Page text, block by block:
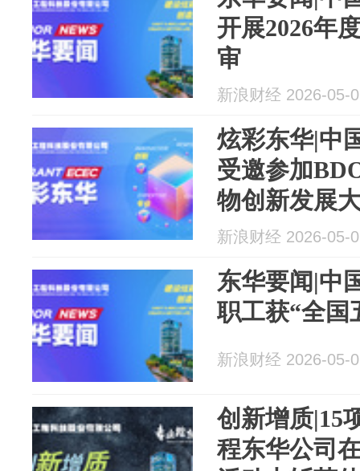
开展2026年
审
新浪财经 2026-05-
炫彩东华|中
受邀参加
物创新发展
术与市...
新浪财经 2026-05-
东华要闻|中
职工获“全国
新浪财经 2026-05-
创新增质|15
程东华公司